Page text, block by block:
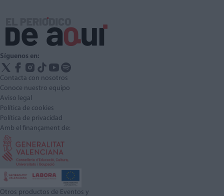
Síguenos en:
Contacta con nosotros
Conoce nuestro equipo
Aviso legal
Política de cookies
Política de privacidad
Amb el finançament de:
Otros productos de Eventos y